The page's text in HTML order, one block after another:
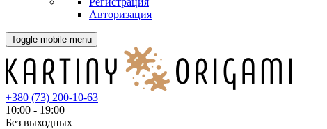
Авторизация
Toggle mobile menu
+380 (73) 200-10-63
10:00 - 19:00
Без выходных